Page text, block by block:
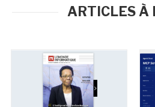
ARTICLES À